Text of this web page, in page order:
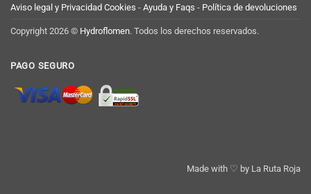
Aviso legal y Privacidad Cookies - Ayuda y Faqs - Política de devoluciones
Copyright 2026 © Hydroflomen. Todos los derechos reservados.
PAGO SEGURO
Made with ♡ by La Ruta Roja